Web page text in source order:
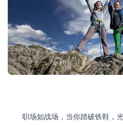
职场如战场，当你踏破铁鞋，